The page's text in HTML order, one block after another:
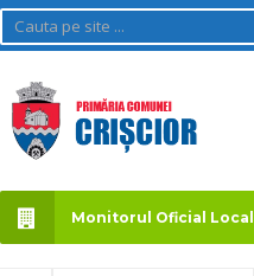
Monitorul Oficial Local